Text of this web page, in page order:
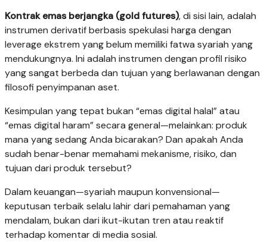
Kontrak emas berjangka (gold futures), di sisi lain, adalah
instrumen derivatif berbasis spekulasi harga dengan
leverage ekstrem yang belum memiliki fatwa syariah yang
mendukungnya. Ini adalah instrumen dengan profil risiko
yang sangat berbeda dan tujuan yang berlawanan dengan
filosofi penyimpanan aset.
Kesimpulan yang tepat bukan “emas digital halal” atau
“emas digital haram” secara general—melainkan: produk
mana yang sedang Anda bicarakan? Dan apakah Anda
sudah benar-benar memahami mekanisme, risiko, dan
tujuan dari produk tersebut?
Dalam keuangan—syariah maupun konvensional—
keputusan terbaik selalu lahir dari pemahaman yang
mendalam, bukan dari ikut-ikutan tren atau reaktif
terhadap komentar di media sosial.